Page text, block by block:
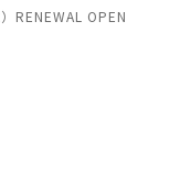
RENEWAL OPEN